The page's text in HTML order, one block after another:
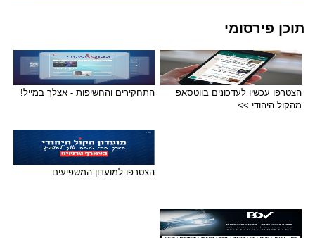
תוכן פירסומי
הצטרפו עכשיו לעדכונים בווטסאפ
מהקול היהודי >>
התחקירים והחשיפות - אצלך במייל!
הצטרפו למועדון המשפיעים